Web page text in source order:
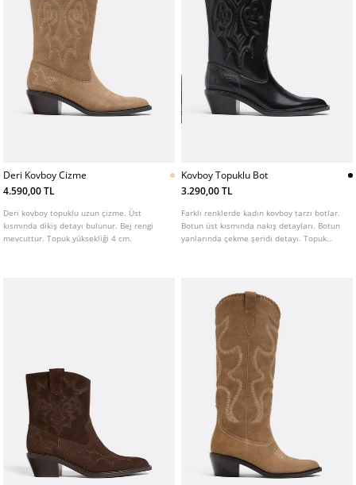
Deri Kovboy Cizme
4.590,00 TL
Deri kovboy topuklu uzun çizme. Üst
kısmında dikiş detayı bulunur. Bej rengi
mevcuttur. Topuk yüksekliği 4 cm.
Kovboy Topuklu Bot
3.290,00 TL
Farklı renklerde kadın kovboy tarzı botlar.
Botun üst kısmında nakış detayları. Botun
yanlarında çekme şeridi detayı. Topuk